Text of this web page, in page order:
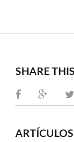
SHARE THIS